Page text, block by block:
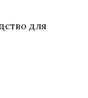
для